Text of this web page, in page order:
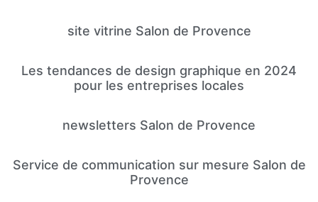
site vitrine Salon de Provence
Les tendances de design graphique en 2024
pour les entreprises locales
newsletters Salon de Provence
Service de communication sur mesure Salon de
Provence